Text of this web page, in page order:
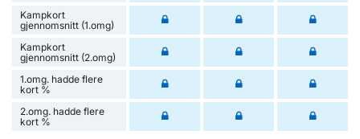
Kampkort
gjennomsnitt (1.omg)
Kampkort
gjennomsnitt (2.omg)
1.omg. hadde flere
kort %
2.omg. hadde flere
kort %